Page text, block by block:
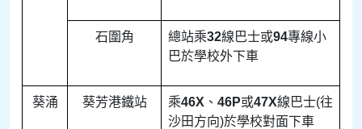
石圍角 總站乘32線巴士或94專線小
巴於學校外下車
葵涌 葵芳港鐵站 乘46X 、 46P或47X線巴士(往
沙田方向)於學校對面下車